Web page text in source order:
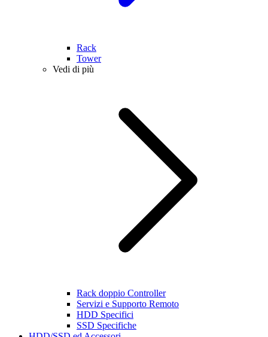
Rack
Tower
Vedi di più
Rack doppio Controller
Servizi e Supporto Remoto
HDD Specifici
SSD Specifiche